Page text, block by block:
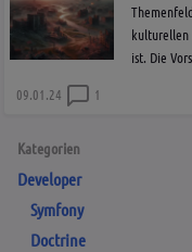
kulturellen
ist. Die
09.01.24
1
Kategorien
Developer
Symfony
Doctrine